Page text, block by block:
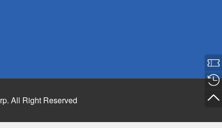
All Right Reserved